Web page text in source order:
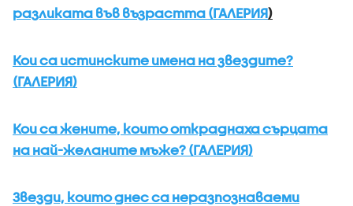
разликата във възрастта (ГАЛЕРИЯ)
Кои са истинските имена на звездите?
(ГАЛЕРИЯ)
Кои са жените, които откраднаха сърцата
на най-желаните мъже? (ГАЛЕРИЯ)
Звезди, които днес са неразпознаваеми